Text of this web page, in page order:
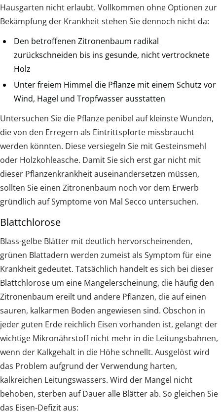
Hausgarten nicht erlaubt. Vollkommen ohne Optionen zur
Bekämpfung der Krankheit stehen Sie dennoch nicht da:
Den betroffenen Zitronenbaum radikal
zurückschneiden bis ins gesunde, nicht vertrocknete
Holz
Unter freiem Himmel die Pflanze mit einem Schutz vor
Wind, Hagel und Tropfwasser ausstatten
Untersuchen Sie die Pflanze penibel auf kleinste Wunden,
die von den Erregern als Eintrittspforte missbraucht
werden könnten. Diese versiegeln Sie mit Gesteinsmehl
oder Holzkohleasche. Damit Sie sich erst gar nicht mit
dieser Pflanzenkrankheit auseinandersetzen müssen,
sollten Sie einen Zitronenbaum noch vor dem Erwerb
gründlich auf Symptome von Mal Secco untersuchen.
Blattchlorose
Blass-gelbe Blätter mit deutlich hervorscheinenden,
grünen Blattadern werden zumeist als Symptom für eine
Krankheit gedeutet. Tatsächlich handelt es sich bei dieser
Blattchlorose um eine Mangelerscheinung, die häufig den
Zitronenbaum ereilt und andere Pflanzen, die auf einen
sauren, kalkarmen Boden angewiesen sind. Obschon in
jeder guten Erde reichlich Eisen vorhanden ist, gelangt der
wichtige Mikronährstoff nicht mehr in die Leitungsbahnen,
wenn der Kalkgehalt in die Höhe schnellt. Ausgelöst wird
das Problem aufgrund der Verwendung harten,
kalkreichen Leitungswassers. Wird der Mangel nicht
behoben, sterben auf Dauer alle Blätter ab. So gleichen Sie
das Eisen-Defizit aus: